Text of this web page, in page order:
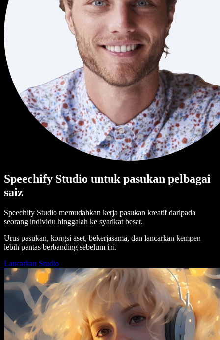
Speechify Studio untuk pasukan pelbagai
saiz
Speechify Studio memudahkan kerja pasukan kreatif daripada
seorang individu hinggalah ke syarikat besar.
Urus pasukan, kongsi aset, bekerjasama, dan lancarkan kempen
lebih pantas berbanding sebelum ini.
Lancarkan Studio